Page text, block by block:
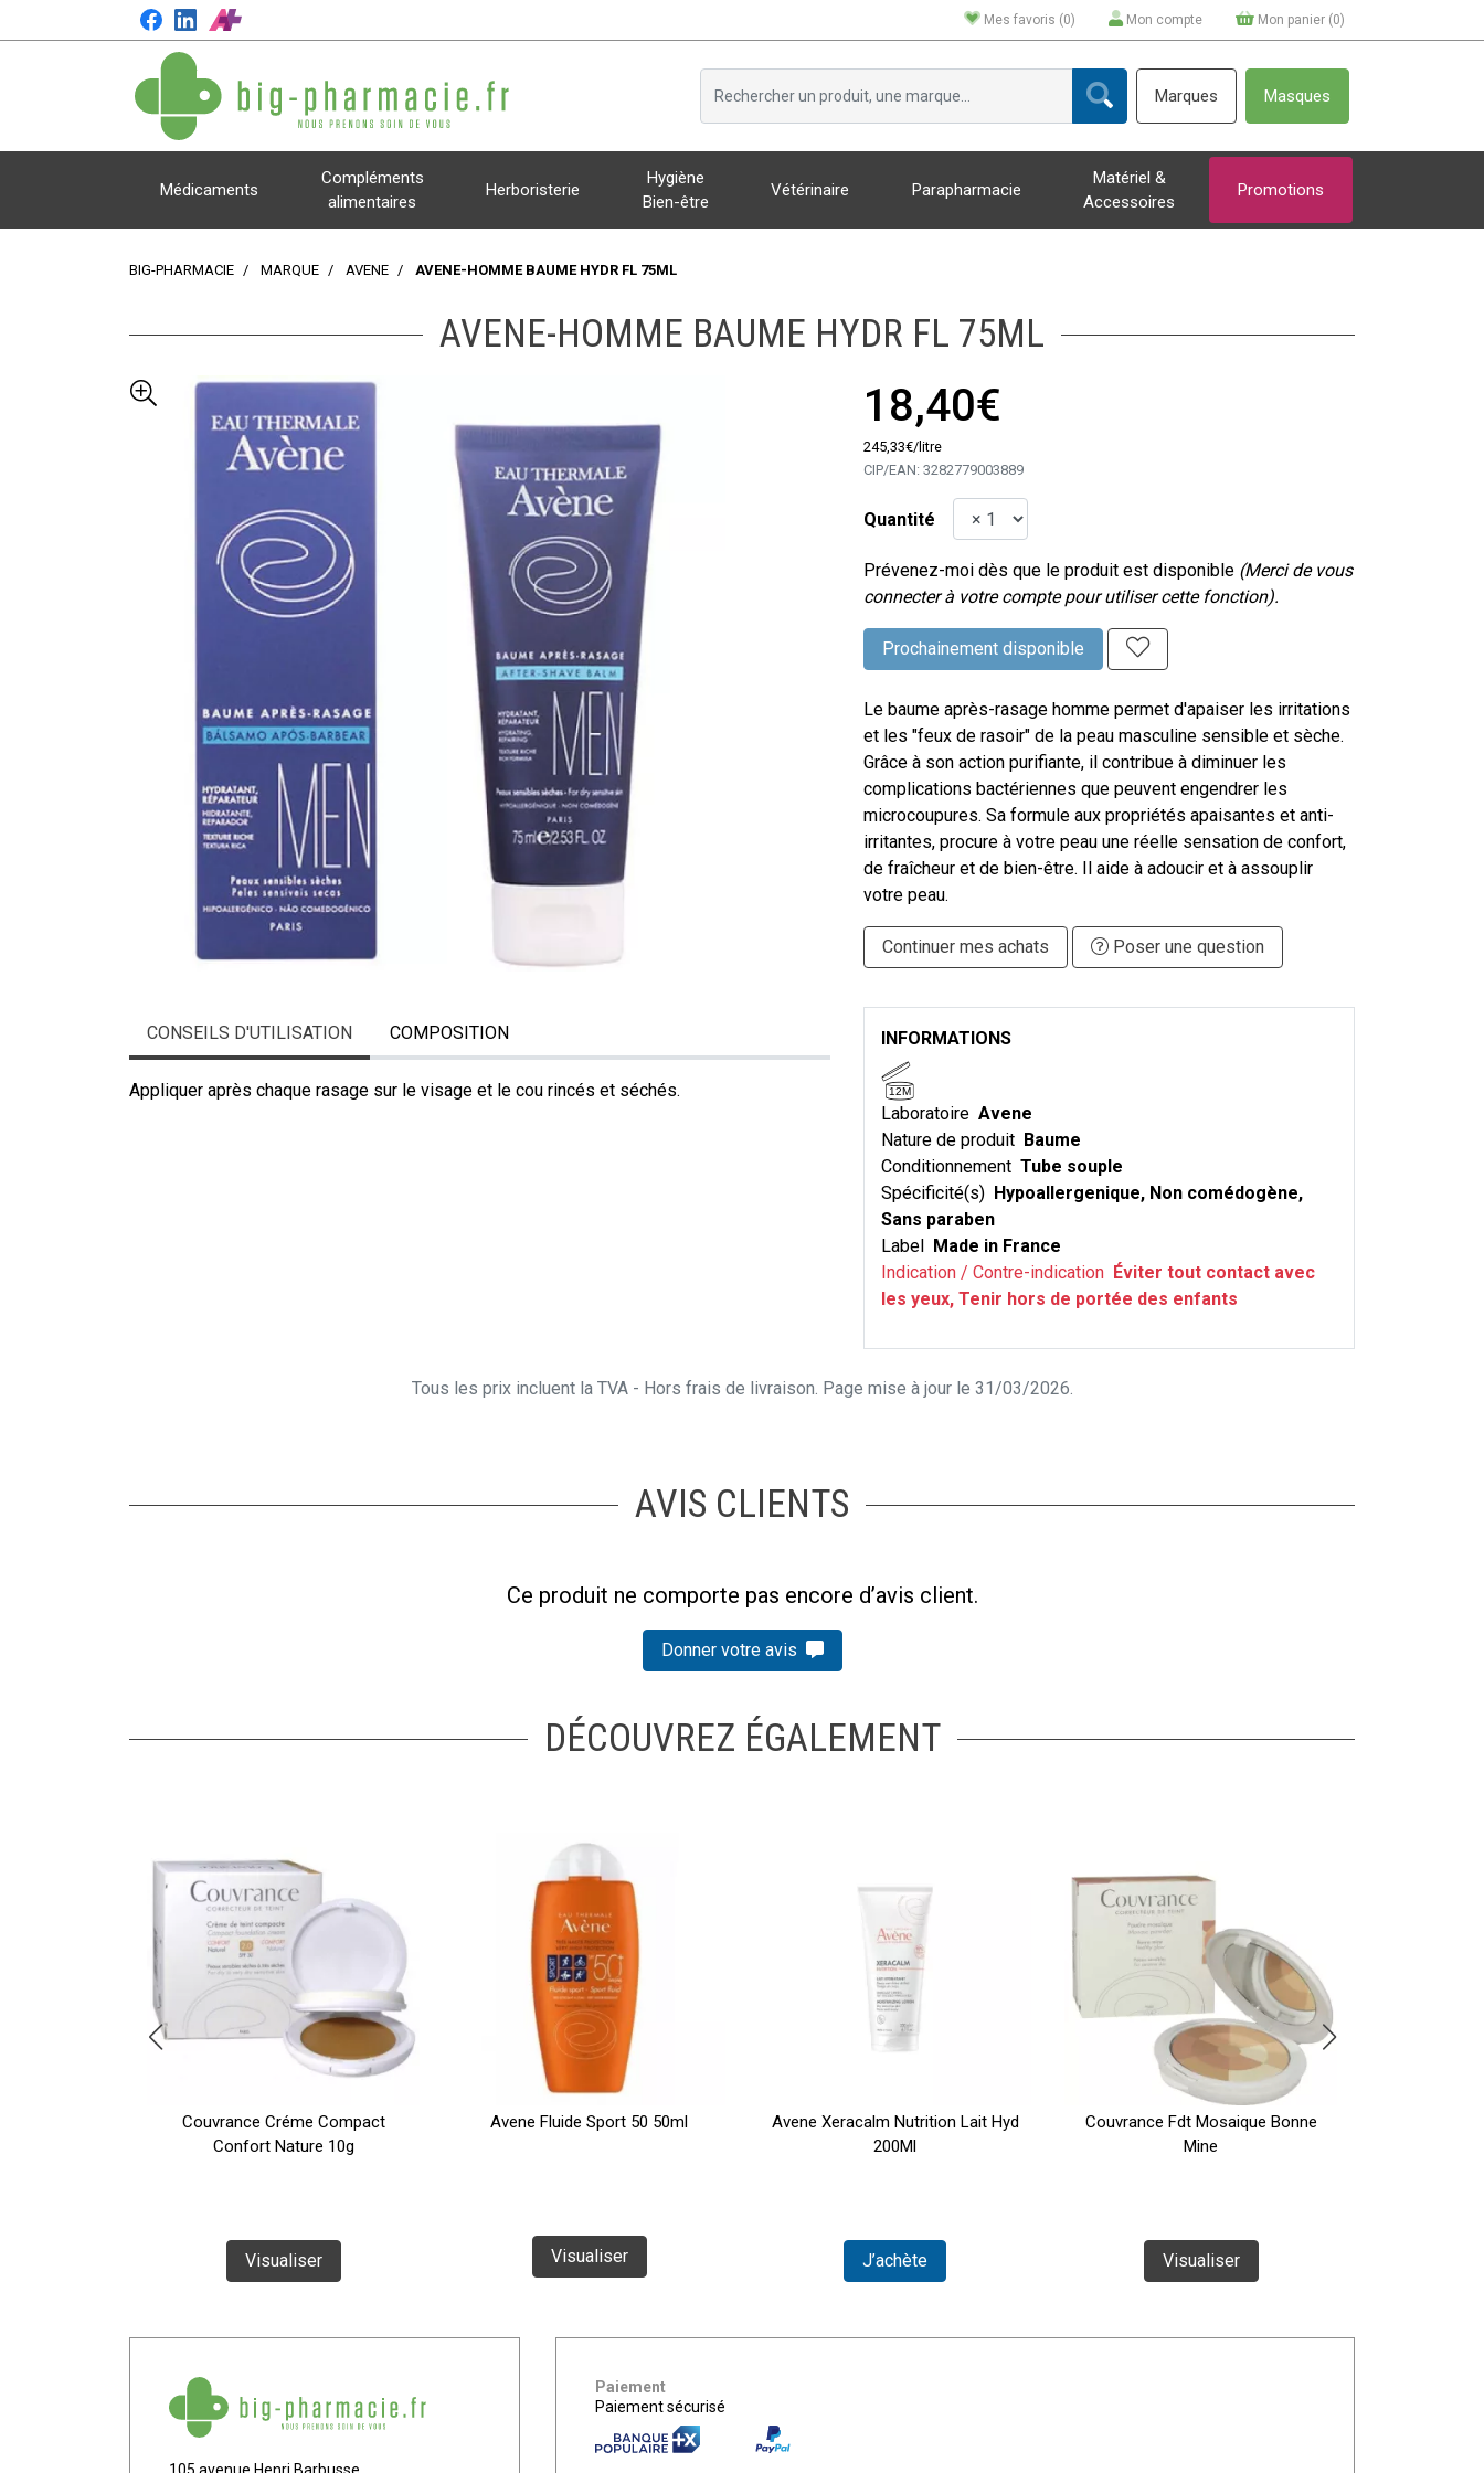
Mes favoris (0) Mon compte Mon panier (0)
Marques Masques
Médicaments
Compléments
alimentaires
Herboristerie
Hygiène
Bien-être
Vétérinaire Parapharmacie
Matériel &
Accessoires
Promotions
BIG-PHARMACIE MARQUE AVENE AVENE-HOMME BAUME HYDR FL 75ML
AVENE-HOMME BAUME HYDR FL 75ML
18,40€
245,33€/ litre
CIP/EAN: 3282779003889
Quantité
Prévenez-moi dès que le produit est disponible (Merci de vous
connecter à votre compte pour utiliser cette fonction).
Prochainement disponible
Le baume après-rasage homme permet d'apaiser les irritations
et les "feux de rasoir" de la peau masculine sensible et sèche.
Grâce à son action purifiante, il contribue à diminuer les
complications bactériennes que peuvent engendrer les
microcoupures. Sa formule aux propriétés apaisantes et anti-
irritantes, procure à votre peau une réelle sensation de confort,
de fraîcheur et de bien-être. Il aide à adoucir et à assouplir
votre peau.
Continuer mes achats Poser une question
CONSEILS D'UTILISATION COMPOSITION
Appliquer après chaque rasage sur le visage et le cou rincés et séchés.
INFORMATIONS
12M
Laboratoire Avene
Nature de produit Baume
Conditionnement Tube souple
Spécificité(s) Hypoallergenique, Non comédogène,
Sans paraben
Label Made in France
Indication / Contre-indication Éviter tout contact avec
les yeux, Tenir hors de portée des enfants
Tous les prix incluent la TVA - Hors frais de livraison. Page mise à jour le 31/03/2026.
AVIS CLIENTS
Ce produit ne comporte pas encore d’avis client.
Donner votre avis
DÉCOUVREZ ÉGALEMENT
Couvrance Créme Compact
Confort Nature 10g
Visualiser
Avene Fluide Sport 50 50ml
Visualiser
Avene Xeracalm Nutrition Lait Hyd
200Ml
J’achète
Couvrance Fdt Mosaique Bonne
Mine
Visualiser
Paiement
Paiement sécurisé